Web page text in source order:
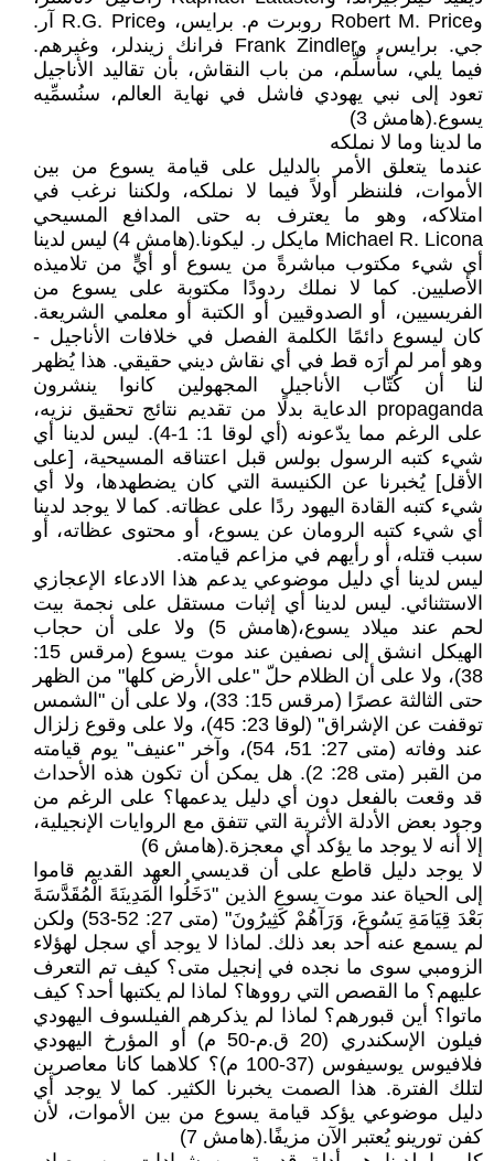
وRobert M. Price روبرت م. برايس، وR.G. Price آر.
جي. برايس، وFrank Zindler فرانك زيندلر، وغيرهم.
فيما يلي، سأُسلِّم، من باب النقاش، بأن تقاليد الأناجيل
تعود إلى نبي يهودي فاشل في نهاية العالم، سنُسمِّيه
يسوع.(هامش 3)
ما لدينا وما لا نملكه
عندما يتعلق الأمر بالدليل على قيامة يسوع من بين
الأموات، فلننظر أولاً فيما لا نملكه، ولكننا نرغب في
امتلاكه، وهو ما يعترف به حتى المدافع المسيحي
Michael R. Licona مايكل ر. ليكونا.(هامش 4) ليس لدينا
أي شيء مكتوب مباشرةً من يسوع أو أيٍّ من تلاميذه
الأصليين. كما لا نملك ردودًا مكتوبة على يسوع من
الفريسيين، أو الصدوقيين أو الكتبة أو معلمي الشريعة.
كان ليسوع دائمًا الكلمة الفصل في خلافات الأناجيل -
وهو أمر لم أرَه قط في أي نقاش ديني حقيقي. هذا يُظهر
لنا أن كُتّاب الأناجيل المجهولين كانوا ينشرون
propaganda الدعاية بدلًا من تقديم نتائج تحقيق نزيه،
على الرغم مما يدّعونه (أي لوقا 1: 1-4). ليس لدينا أي
شيء كتبه الرسول بولس قبل اعتناقه المسيحية، [على
الأقل] يُخبرنا عن الكنيسة التي كان يضطهدها، ولا أي
شيء كتبه القادة اليهود ردًا على عظاته. كما لا يوجد لدينا
أي شيء كتبه الرومان عن يسوع، أو محتوى عظاته، أو
سبب قتله، أو رأيهم في مزاعم قيامته.
ليس لدينا أي دليل موضوعي يدعم هذا الادعاء الإعجازي
الاستثنائي. ليس لدينا أي إثبات مستقل على نجمة بيت
لحم عند ميلاد يسوع،(هامش 5) ولا على أن حجاب
الهيكل انشق إلى نصفين عند موت يسوع (مرقس 15:
38)، ولا على أن الظلام حلّ "على الأرض كلها" من الظهر
حتى الثالثة عصرًا (مرقس 15: 33)، ولا على أن "الشمس
توقفت عن الإشراق" (لوقا 23: 45)، ولا على وقوع زلزال
عند وفاته (متى 27: 51، 54)، وآخر "عنيف" يوم قيامته
من القبر (متى 28: 2). هل يمكن أن تكون هذه الأحداث
قد وقعت بالفعل دون أي دليل يدعمها؟ على الرغم من
وجود بعض الأدلة الأثرية التي تتفق مع الروايات الإنجيلية،
إلا أنه لا يوجد ما يؤكد أي معجزة.(هامش 6)
لا يوجد دليل قاطع على أن قديسي العهد القديم قاموا
إلى الحياة عند موت يسوع الذين "دَخَلُوا الْمَدِينَةَ الْمُقَدَّسَةَ
بَعْدَ قِيَامَةِ يَسُوعَ، وَرَآهُمْ كَثِيرُونَ" (متى 27: 52-53) ولكن
لم يسمع عنه أحد بعد ذلك. لماذا لا يوجد أي سجل لهؤلاء
الزومبي سوى ما نجده في إنجيل متى؟ كيف تم التعرف
عليهم؟ ما القصص التي رووها؟ لماذا لم يكتبها أحد؟ كيف
ماتوا؟ أين قبورهم؟ لماذا لم يذكرهم الفيلسوف اليهودي
فيلون الإسكندري (20 ق.م-50 م) أو المؤرخ اليهودي
فلافيوس يوسيفوس (37-100 م)؟ كلاهما كانا معاصرين
لتلك الفترة. هذا الصمت يخبرنا الكثير. كما لا يوجد أي
دليل موضوعي يؤكد قيامة يسوع من بين الأموات، لأن
كفن تورينو يُعتبر الآن مزيفًا.(هامش 7)